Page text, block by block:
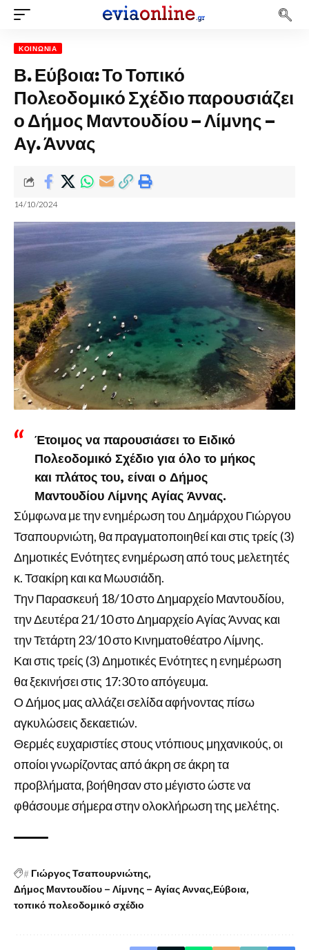
ΚΟΙΝΩΝΊΑ
Β. Εύβοια: Το Τοπικό
Πολεοδομικό Σχέδιο παρουσιάζει
ο Δήμος Μαντουδίου – Λίμνης –
Αγ. Άννας
14/10/2024
Έτοιμος να παρουσιάσει το Ειδικό
Πολεοδομικό Σχέδιο για όλο το μήκος
και πλάτος του, είναι ο Δήμος
Μαντουδίου Λίμνης Αγίας Άννας.
Σύμφωνα με την ενημέρωση του Δημάρχου Γιώργου
Τσαπουρνιώτη, θα πραγματοποιηθεί και στις τρείς (3)
Δημοτικές Ενότητες ενημέρωση από τους μελετητές
κ. Τσακίρη και κα Μωυσιάδη.
Την Παρασκευή 18/10 στο Δημαρχείο Μαντουδίου,
την Δευτέρα 21/10 στο Δημαρχείο Αγίας Άννας και
την Τετάρτη 23/10 στο Κινηματοθέατρο Λίμνης.
Και στις τρείς (3) Δημοτικές Ενότητες η ενημέρωση
θα ξεκινήσει στις 17:30 το απόγευμα.
Ο Δήμος μας αλλάζει σελίδα αφήνοντας πίσω
αγκυλώσεις δεκαετιών.
Θερμές ευχαριστίες στους ντόπιους μηχανικούς, οι
οποίοι γνωρίζοντας από άκρη σε άκρη τα
προβλήματα, βοήθησαν στο μέγιστο ώστε να
φθάσουμε σήμερα στην ολοκλήρωση της μελέτης.
# Γιώργος Τσαπουρνιώτης
Δήμος Μαντουδίου – Λίμνης – Αγίας Αννας Εύβοια
τοπικό πολεοδομικό σχέδιο